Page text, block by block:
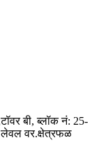
बी, ब्लॉक नं: 25-
लेवल वर.क्षेत्रफळ